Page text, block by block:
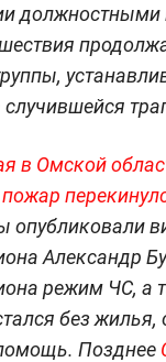
случившейся
в Омской
опубликовали
Александр
режим ЧС, а
без жилья,
Позднее